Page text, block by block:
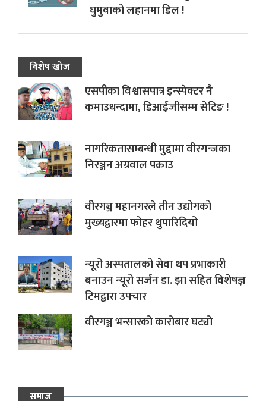
घुमुवाको लहानमा डिल !
विशेष खोज
एसपीका विश्वासपात्र इन्स्पेक्टर नै
कमाउधन्दामा, डिआईजीसम्म सेटिङ !
नागरिकतासम्बन्धी मुद्दामा वीरगन्जका
निरञ्जन अग्रवाल पक्राउ
वीरगञ्ज महानगरले तीन उद्योगको
मुख्यद्वारमा फोहर थुपारिदियो
न्यूरो अस्पतालको सेवा थप प्रभाकारी
बनाउन न्यूरो सर्जन डा. झा सहित विशेषज्ञ
टिमद्वारा उपचार
वीरगञ्ज भन्सारको कारोबार घट्यो
समाज